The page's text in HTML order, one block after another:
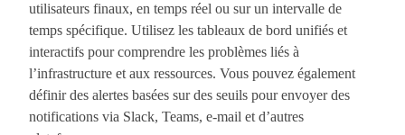
utilisateurs finaux, en temps réel ou sur un intervalle de
temps spécifique. Utilisez les tableaux de bord unifiés et
interactifs pour comprendre les problèmes liés à
l’infrastructure et aux ressources. Vous pouvez également
définir des alertes basées sur des seuils pour envoyer des
notifications via Slack, Teams, e-mail et d’autres